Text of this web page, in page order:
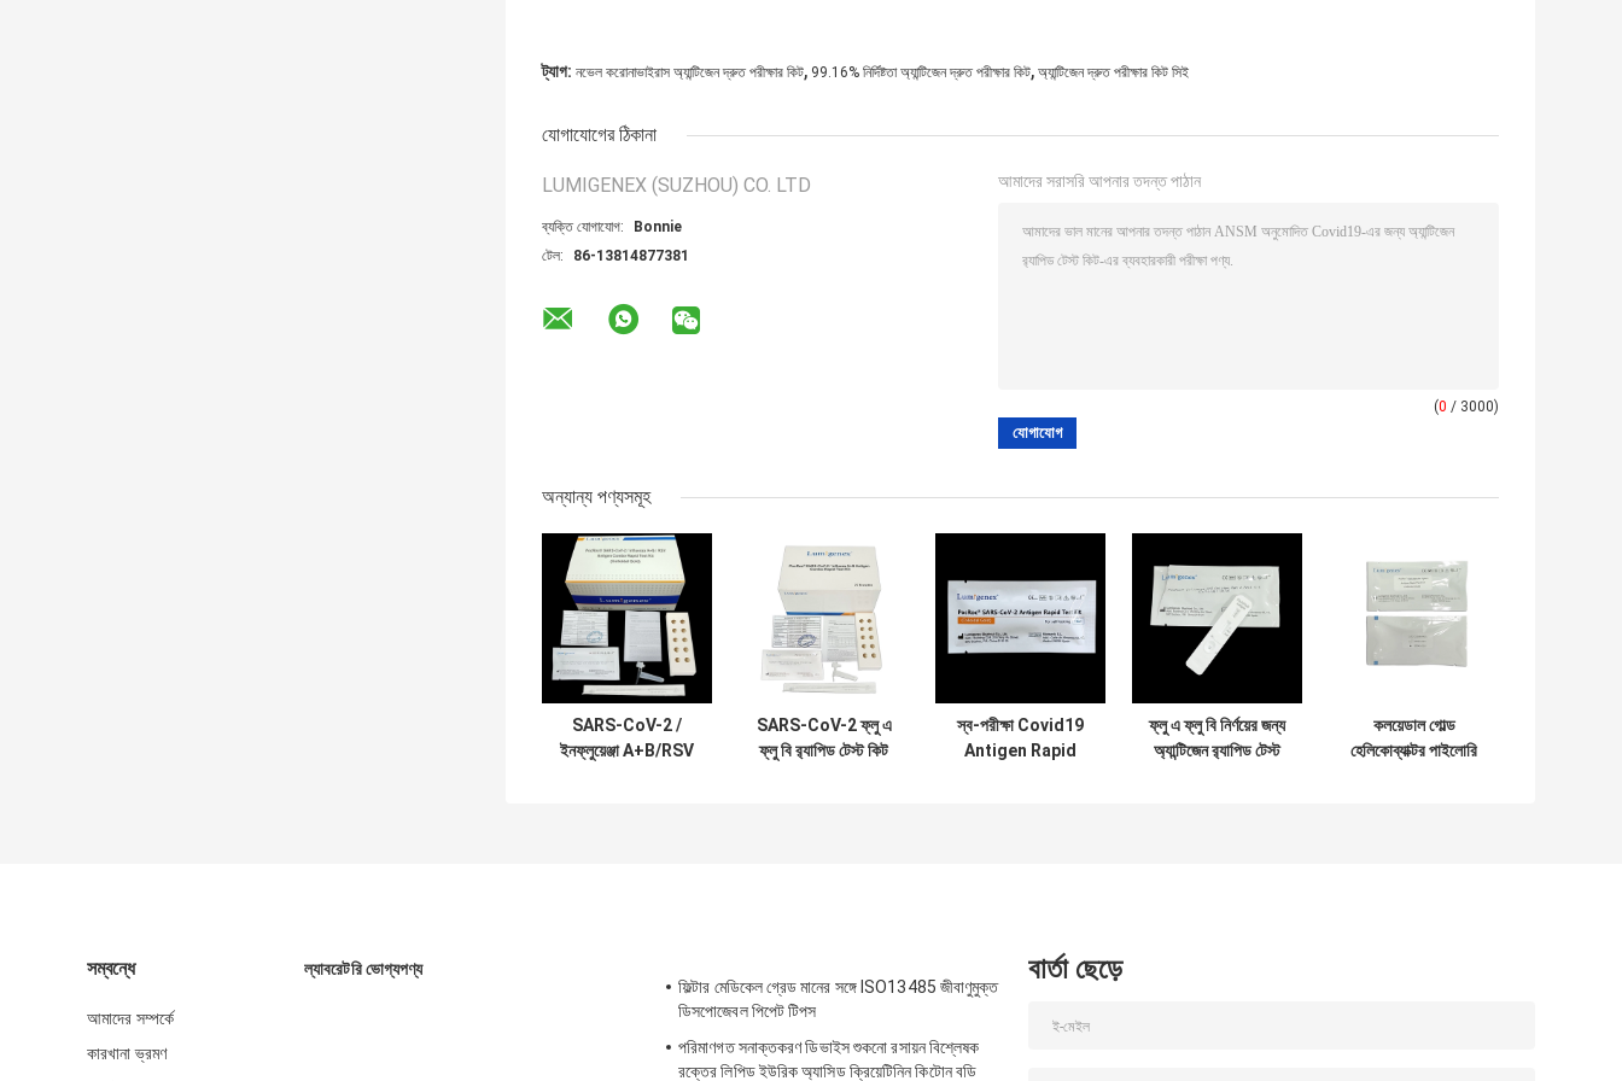
ট্যাগ: নভেল করোনাভাইরাস অ্যান্টিজেন দ্রুত পরীক্ষার কিট, 99.16% নির্দিষ্টতা অ্যান্টিজেন দ্রুত পরীক্ষার কিট, অ্যান্টিজেন দ্রুত পরীক্ষার কিট সিই
যোগাযোগের ঠিকানা
LUMIGENEX (SUZHOU) CO. LTD
ব্যক্তি যোগাযোগ:
Bonnie
টেল:
86-13814877381
আমাদের সরাসরি আপনার তদন্ত পাঠান
(0 / 3000)
অন্যান্য পণ্যসমূহ
SARS-CoV-2 /
ইনফ্লুয়েঞ্জা A+B/RSV
SARS-CoV-2 ফ্লু এ
ফ্লু বি র‍্যাপিড টেস্ট কিট
স্ব-পরীক্ষা Covid19
Antigen Rapid
ফ্লু এ ফ্লু বি নির্ণয়ের জন্য
অ্যান্টিজেন র‌্যাপিড টেস্ট
কলয়েডাল গোল্ড
হেলিকোব্যাক্টর পাইলোরি
সম্বন্ধে
আমাদের সম্পর্কে
কারখানা ভ্রমণ
ল্যাবরেটরি ভোগ্যপণ্য
ফিল্টার মেডিকেল গ্রেড মানের সঙ্গে ISO13485 জীবাণুমুক্ত
ডিসপোজেবল পিপেট টিপস
পরিমাণগত সনাক্তকরণ ডিভাইস শুকনো রসায়ন বিশ্লেষক
রক্তের লিপিড ইউরিক অ্যাসিড ক্রিয়েটিনিন কিটোন বডি
বার্তা ছেড়ে